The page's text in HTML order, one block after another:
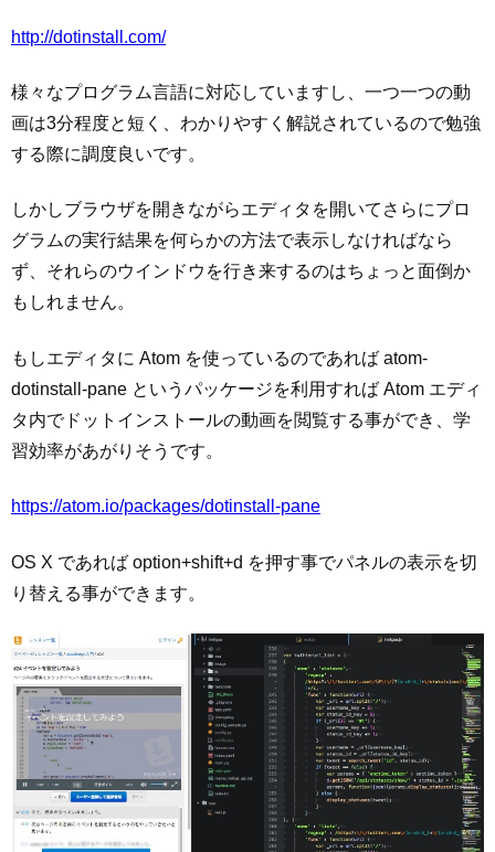
http://dotinstall.com/
様々なプログラム言語に対応していますし、一つ一つの動
画は3分程度と短く、わかりやすく解説されているので勉強
する際に調度良いです。
しかしブラウザを開きながらエディタを開いてさらにプロ
グラムの実行結果を何らかの方法で表示しなければなら
ず、それらのウインドウを行き来するのはちょっと面倒か
もしれません。
もしエディタに Atom を使っているのであれば atom-
dotinstall-pane というパッケージを利用すれば Atom エディ
タ内でドットインストールの動画を閲覧する事ができ、学
習効率があがりそうです。
https://atom.io/packages/dotinstall-pane
OS X であれば option+shift+d を押す事でパネルの表示を切
り替える事ができます。